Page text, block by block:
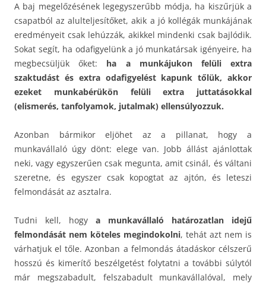
A baj megelőzésének legegyszerűbb módja, ha kiszűrjük a
csapatból az alulteljesítőket, akik a jó kollégák munkájának
eredményeit csak lehúzzák, akikkel mindenki csak bajlódik.
Sokat segít, ha odafigyelünk a jó munkatársak igényeire, ha
megbecsüljük őket: ha a munkájukon felüli extra
szaktudást és extra odafigyelést kapunk tőlük, akkor
ezeket munkabérükön felüli extra juttatásokkal
(elismerés, tanfolyamok, jutalmak) ellensúlyozzuk.
Azonban bármikor eljöhet az a pillanat, hogy a
munkavállaló úgy dönt: elege van. Jobb állást ajánlottak
neki, vagy egyszerűen csak megunta, amit csinál, és váltani
szeretne, és egyszer csak kopogtat az ajtón, és leteszi
felmondását az asztalra.
Tudni kell, hogy a munkavállaló határozatlan idejű
felmondását nem köteles megindokolni, tehát azt nem is
várhatjuk el tőle. Azonban a felmondás átadáskor célszerű
hosszú és kimerítő beszélgetést folytatni a további súlytól
már megszabadult, felszabadult munkavállalóval, mely